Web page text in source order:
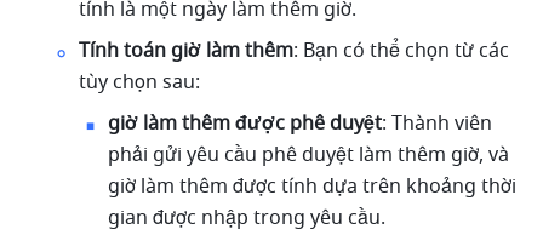
tính là một ngày làm thêm giờ.
Tính toán giờ làm thêm: Bạn có thể chọn từ các
tùy chọn sau:
giờ làm thêm được phê duyệt: Thành viên
phải gửi yêu cầu phê duyệt làm thêm giờ, và
giờ làm thêm được tính dựa trên khoảng thời
gian được nhập trong yêu cầu.